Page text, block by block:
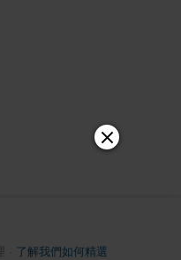
了解我們如何精選